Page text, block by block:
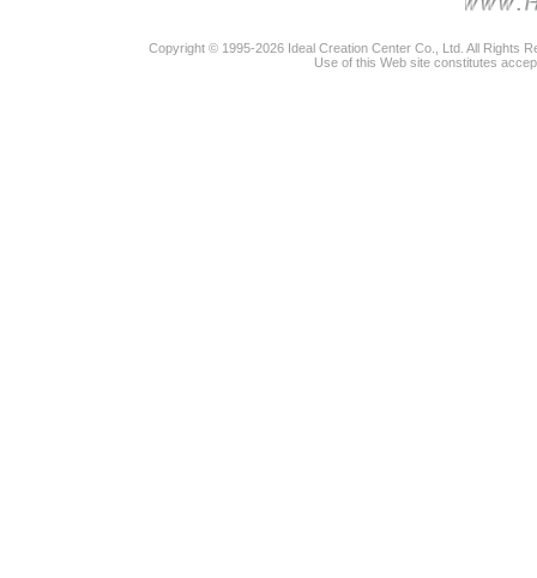
Copyright © 1995-2026 Ideal Creation Center Co., Ltd. All Rights
Use of this Web site constitutes